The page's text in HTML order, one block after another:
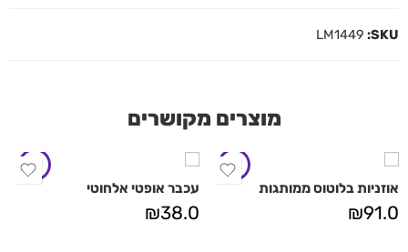
SKU:
LM1449
מוצרים מקושרים
אוזניות בלוטוס ממותגות
₪91.0
עכבר אופטי אלחוטי
₪38.0